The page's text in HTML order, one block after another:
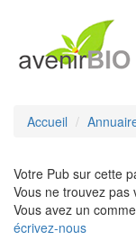
Accueil
Votre Pub sur cette
Vous ne trouvez pas
Vous avez un
écrivez-nous